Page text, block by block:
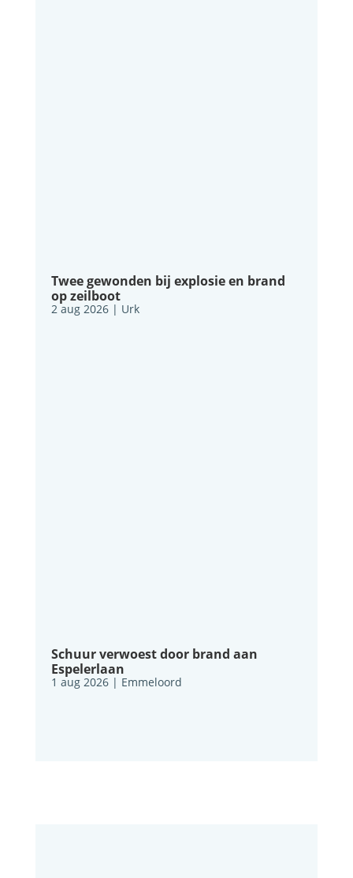
Twee gewonden bij explosie en brand
op zeilboot
2 aug 2026| Urk
Schuur verwoest door brand aan
Espelerlaan
1 aug 2026| Emmeloord